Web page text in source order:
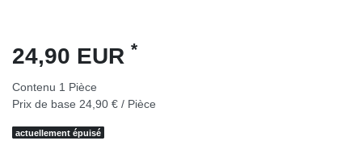
24,90 EUR *
Contenu 1 Pièce
Prix de base 24,90 € / Pièce
actuellement épuisé